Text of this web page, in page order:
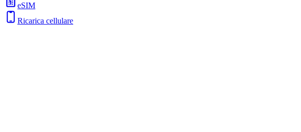
eSIM
Ricarica cellulare